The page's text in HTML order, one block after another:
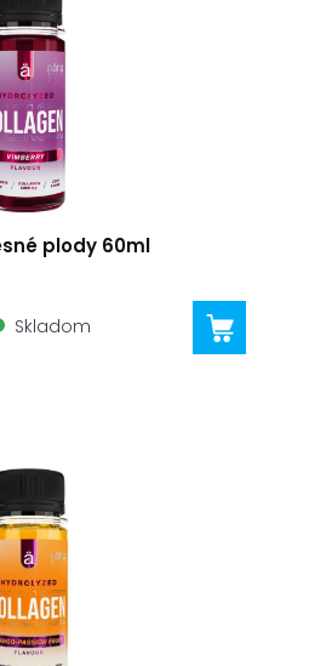
plody 60ml
Skladom